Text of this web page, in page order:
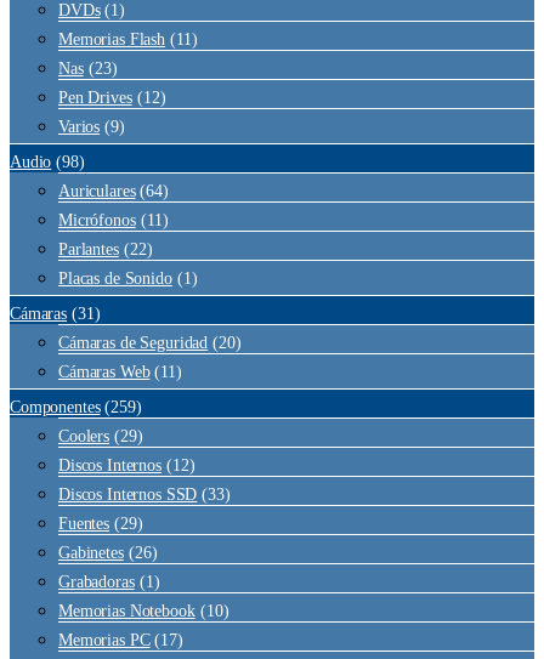
DVDs (1)
Memorias Flash (11)
Nas (23)
Pen Drives (12)
Varios (9)
Audio (98)
Auriculares (64)
Micrófonos (11)
Parlantes (22)
Placas de Sonido (1)
Cámaras (31)
Cámaras de Seguridad (20)
Cámaras Web (11)
Componentes (259)
Coolers (29)
Discos Internos (12)
Discos Internos SSD (33)
Fuentes (29)
Gabinetes (26)
Grabadoras (1)
Memorias Notebook (10)
Memorias PC (17)